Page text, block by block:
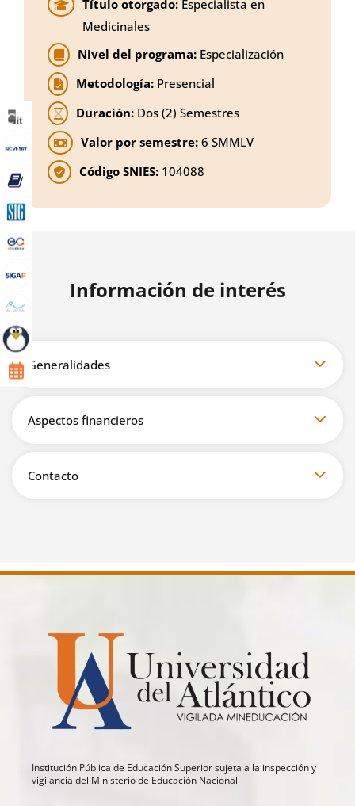
Título otorgado: Especialista en
Medicinales
Nivel del programa: Especialización
Metodología: Presencial
Duración: Dos (2) Semestres
Valor por semestre: 6 SMMLV
Código SNIES: 104088
Información de interés
Generalidades
Aspectos financieros
Contacto
Institución Pública de Educación Superior sujeta a la inspección y
vigilancia del Ministerio de Educación Nacional